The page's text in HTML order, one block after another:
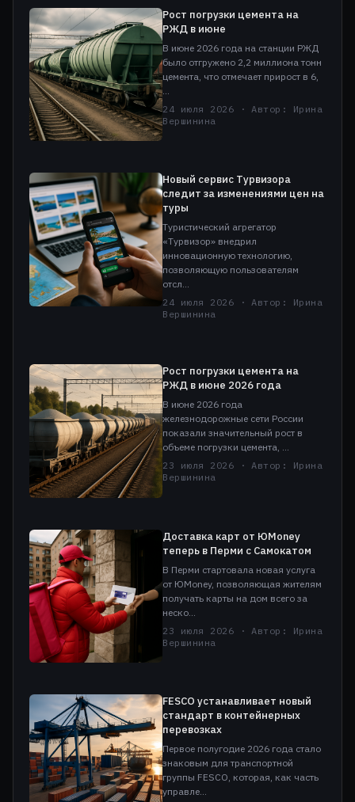
Рост погрузки цемента на
РЖД в июне
В июне 2026 года на станции РЖД
было отгружено 2,2 миллиона тонн
цемента, что отмечает прирост в 6,
…
24 июля 2026 · Автор: Ирина
Вершинина
Новый сервис Турвизора
следит за изменениями цен на
туры
Туристический агрегатор
«Турвизор» внедрил
инновационную технологию,
позволяющую пользователям
отсл…
24 июля 2026 · Автор: Ирина
Вершинина
Рост погрузки цемента на
РЖД в июне 2026 года
В июне 2026 года
железнодорожные сети России
показали значительный рост в
объеме погрузки цемента, …
23 июля 2026 · Автор: Ирина
Вершинина
Доставка карт от ЮMoney
теперь в Перми с Самокатом
В Перми стартовала новая услуга
от ЮMoney, позволяющая жителям
получать карты на дом всего за
неско…
23 июля 2026 · Автор: Ирина
Вершинина
FESCO устанавливает новый
стандарт в контейнерных
перевозках
Первое полугодие 2026 года стало
знаковым для транспортной
группы FESCO, которая, как часть
управле…